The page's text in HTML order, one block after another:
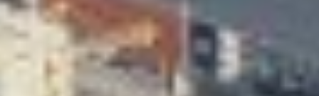
Taideapteekki
Kirjasto